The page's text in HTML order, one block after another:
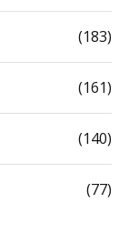
(183)
(161)
(140)
(77)